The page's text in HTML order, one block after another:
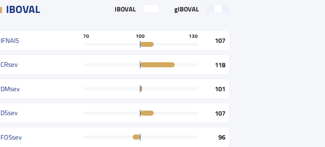
IBOVAL IBOVAL gIBOVAL
IFNAIS 70 100 130 107
CRsev 118
DMsev 101
DSsev 107
FOSsev 96